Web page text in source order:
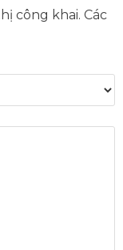
công khai. Các